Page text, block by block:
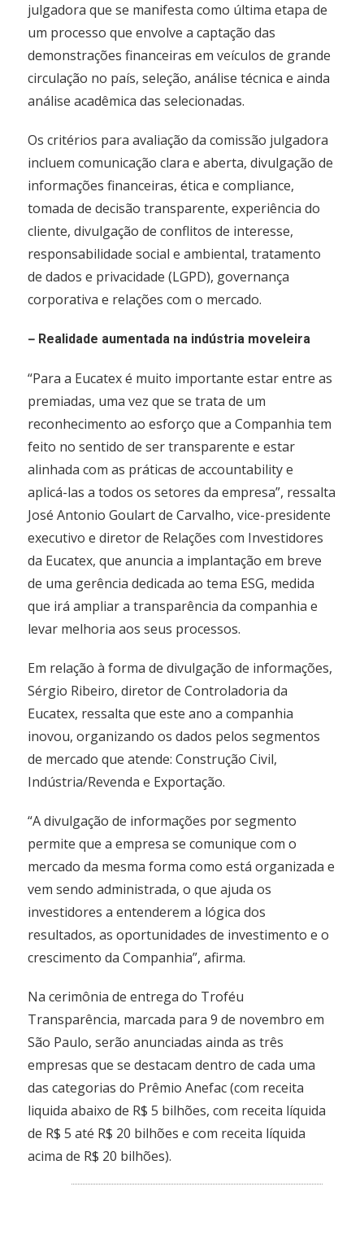
julgadora que se manifesta como última etapa de
um processo que envolve a captação das
demonstrações financeiras em veículos de grande
circulação no país, seleção, análise técnica e ainda
análise acadêmica das selecionadas.
Os critérios para avaliação da comissão julgadora
incluem comunicação clara e aberta, divulgação de
informações financeiras, ética e compliance,
tomada de decisão transparente, experiência do
cliente, divulgação de conflitos de interesse,
responsabilidade social e ambiental, tratamento
de dados e privacidade (LGPD), governança
corporativa e relações com o mercado.
– Realidade aumentada na indústria moveleira
“Para a Eucatex é muito importante estar entre as
premiadas, uma vez que se trata de um
reconhecimento ao esforço que a Companhia tem
feito no sentido de ser transparente e estar
alinhada com as práticas de accountability e
aplicá-las a todos os setores da empresa”, ressalta
José Antonio Goulart de Carvalho, vice-presidente
executivo e diretor de Relações com Investidores
da Eucatex, que anuncia a implantação em breve
de uma gerência dedicada ao tema ESG, medida
que irá ampliar a transparência da companhia e
levar melhoria aos seus processos.
Em relação à forma de divulgação de informações,
Sérgio Ribeiro, diretor de Controladoria da
Eucatex, ressalta que este ano a companhia
inovou, organizando os dados pelos segmentos
de mercado que atende: Construção Civil,
Indústria/Revenda e Exportação.
“A divulgação de informações por segmento
permite que a empresa se comunique com o
mercado da mesma forma como está organizada e
vem sendo administrada, o que ajuda os
investidores a entenderem a lógica dos
resultados, as oportunidades de investimento e o
crescimento da Companhia”, afirma.
Na cerimônia de entrega do Troféu
Transparência, marcada para 9 de novembro em
São Paulo, serão anunciadas ainda as três
empresas que se destacam dentro de cada uma
das categorias do Prêmio Anefac (com receita
liquida abaixo de R$ 5 bilhões, com receita líquida
de R$ 5 até R$ 20 bilhões e com receita líquida
acima de R$ 20 bilhões).